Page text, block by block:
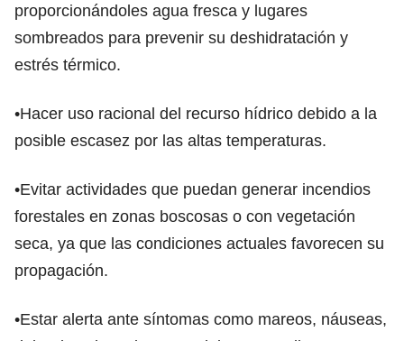
proporcionándoles agua fresca y lugares
sombreados para prevenir su deshidratación y
estrés térmico.
•Hacer uso racional del recurso hídrico debido a la
posible escasez por las altas temperaturas.
•Evitar actividades que puedan generar incendios
forestales en zonas boscosas o con vegetación
seca, ya que las condiciones actuales favorecen su
propagación.
•Estar alerta ante síntomas como mareos, náuseas,